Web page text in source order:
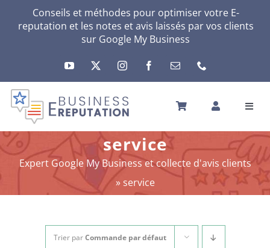
Conseils et méthodes pour optimiser votre E-
reputation et les notes et avis laissés par vos clients
sur Google My Business
ACCUEIL
VOTRE E-RÉPUTATION
VOTRE ACTIVITÉ
MES SERVICES
service
Expert Google My Business et collecte d'avis clients
» service
Trier parCommande par défaut